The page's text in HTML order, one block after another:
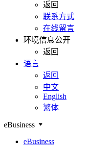
返回
联系方式
在线留言
环境信息公开
返回
语言
返回
中文
English
繁体
eBusiness
eBusiness